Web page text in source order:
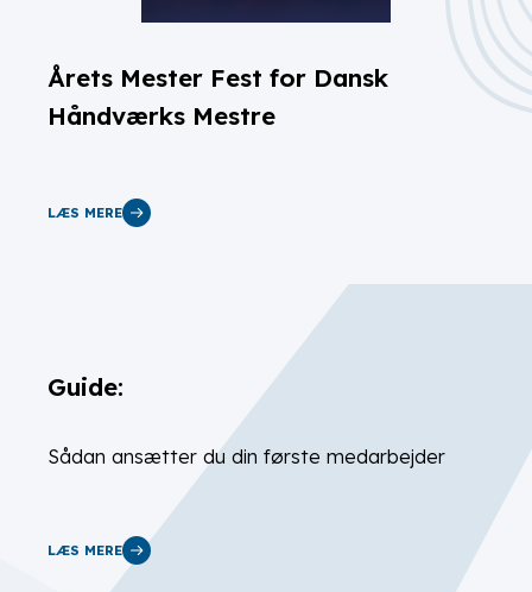
Årets Mester Fest for Dansk
Håndværks Mestre
LÆS MERE
Guide:
Sådan ansætter du din første medarbejder
LÆS MERE